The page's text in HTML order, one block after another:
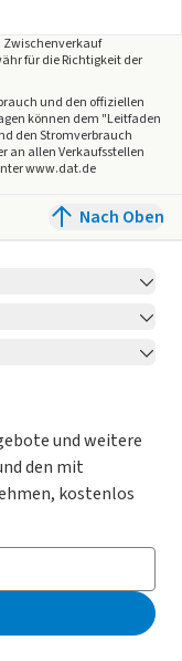
Zwischenverkauf
für die Richtigkeit der
und den offiziellen
können dem "Leitfaden
den Stromverbrauch
an allen Verkaufsstellen
www.dat.de
Nach Oben
und weitere
den mit
kostenlos